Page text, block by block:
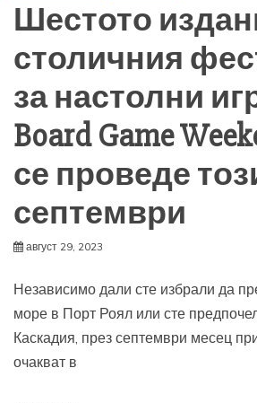
Шестото
столичния
за настолни
Board Game
се проведе
септември
август 29, 2023
Независимо дали сте избрали да
море в Порт Роял или сте
Каскадия, през септември месец
очакват в